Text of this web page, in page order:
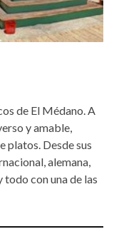
de El Médano. A
y amable,
platos. Desde sus
alemana,
todo con una de las